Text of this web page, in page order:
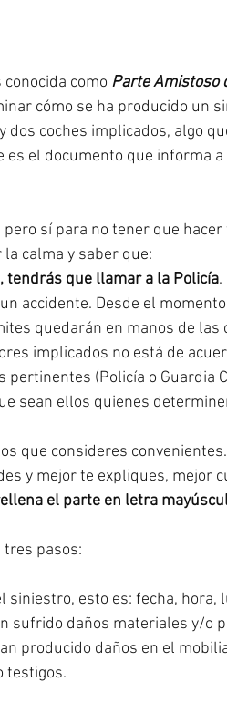
conocida como Parte Amistoso
cómo se ha producido un
coches implicados, algo
el documento que informa
sí para no tener que
calma y saber que:
que llamar a la Policía.
accidente. Desde el
quedarán en manos de las
implicados no está de
(Policía o Guardia
sean ellos quienes
que consideres convenientes.
y mejor te expliques, mejor
el parte en letra
tres pasos:
esto es: fecha, hora,
sufrido daños materiales y/o
producido daños en el
testigos.